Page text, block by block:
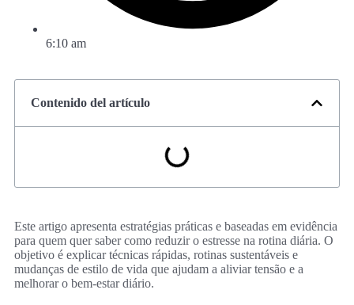
6:10 am
Contenido del artículo
Este artigo apresenta estratégias práticas e baseadas em evidência
para quem quer saber como reduzir o estresse na rotina diária. O
objetivo é explicar técnicas rápidas, rotinas sustentáveis e
mudanças de estilo de vida que ajudam a aliviar tensão e a
melhorar o bem‑estar diário.